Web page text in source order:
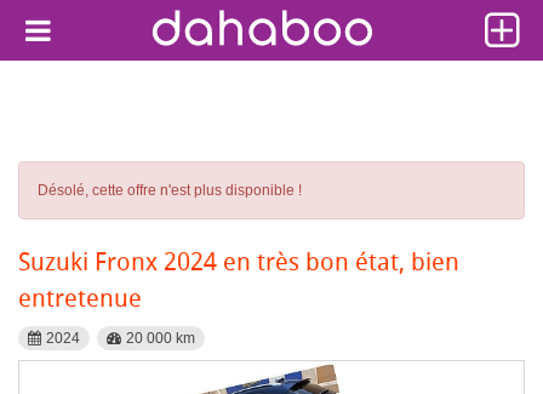
Désolé, cette offre n'est plus disponible !
Suzuki Fronx 2024 en très bon état, bien
entretenue
2024 20 000 km